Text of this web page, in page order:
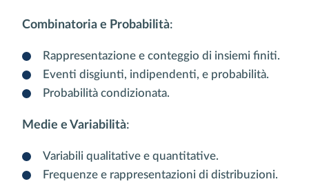
Combinatoria e Probabilità:
Rappresentazione e conteggio di insiemi finiti.
Eventi disgiunti, indipendenti, e probabilità.
Probabilità condizionata.
Medie e Variabilità:
Variabili qualitative e quantitative.
Frequenze e rappresentazioni di distribuzioni.